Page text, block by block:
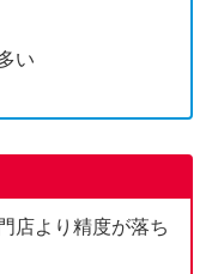
い
店より精度が落ち